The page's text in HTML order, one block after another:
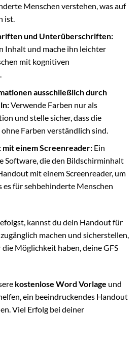
Menschen verstehen, was auf
ist.
und Unterüberschriften:
Inhalt und mache ihn leichter
mit kognitiven
ausschließlich durch
Verwende Farben nur als
und stelle sicher, dass die
Farben verständlich sind.
mit einem Screenreader:Ein
Software, die den Bildschirminhalt
mit einem Screenreader, um
es für sehbehinderte Menschen
kannst du dein Handout für
machen und sicherstellen,
Möglichkeit haben, deine GFS
kostenlose Word Vorlage und
ein beeindruckendes Handout
Viel Erfolg bei deiner